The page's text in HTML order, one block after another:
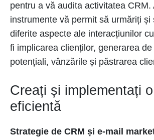
pentru a vă audita activitatea CRM.
instrumente vă permit să urmăriți și
diferite aspecte ale interacțiunilor
fi implicarea clienților, generarea de
potențiali, vânzările și păstrarea
Creați și implementați
eficientă
Strategie de CRM și e-mail